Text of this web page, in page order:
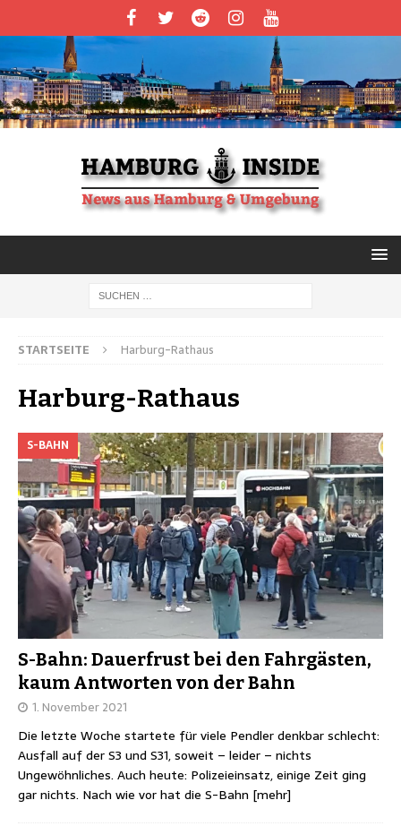
STARTSEITE Harburg-Rathaus
Harburg-Rathaus
S-BAHN
S-Bahn: Dauerfrust bei den Fahrgästen,
kaum Antworten von der Bahn
1. November 2021
Die letzte Woche startete für viele Pendler denkbar schlecht:
Ausfall auf der S3 und S31, soweit – leider – nichts
Ungewöhnliches. Auch heute: Polizeieinsatz, einige Zeit ging
gar nichts. Nach wie vor hat die S-Bahn [mehr]